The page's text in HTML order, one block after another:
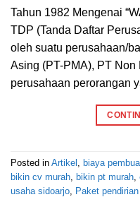
Tahun 1982 Mengenai
TDP (Tanda Daftar
oleh suatu perusahaan/
Asing (PT-PMA), PT Non
perusahaan perorangan
Posted in Artikel biaya
bikin cv murah
bikin pt murah
usaha sidoarjo
Paket